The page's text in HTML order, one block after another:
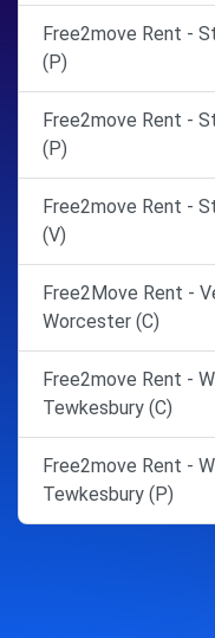
Free2move Rent -
(P)
Free2move Rent -
(P)
Free2move Rent -
(V)
Free2Move Rent -
Worcester (C)
Free2move Rent -
Tewkesbury (C)
Free2move Rent -
Tewkesbury (P)